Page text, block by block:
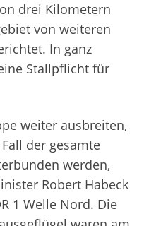
drei Kilometern
von weiteren
In ganz
Stallpflicht für
weiter ausbreiten,
der gesamte
werden,
Robert Habeck
1 Welle Nord. Die